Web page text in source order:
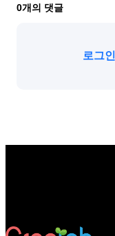
0개의 댓글
로그인